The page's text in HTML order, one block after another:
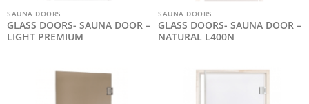
SAUNA DOORS
GLASS DOORS- SAUNA DOOR –
LIGHT PREMIUM
SAUNA DOORS
GLASS DOORS- SAUNA DOOR –
NATURAL L400N